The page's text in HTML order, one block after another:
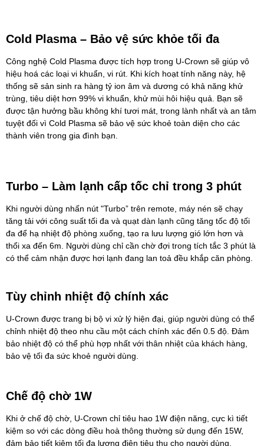
Cold Plasma – Bảo vệ sức khỏe tối đa
Công nghệ Cold Plasma được tích hợp trong U-Crown sẽ giúp vô
hiệu hoá các loại vi khuẩn, vi rút. Khi kích hoạt tính năng này, hệ
thống sẽ sản sinh ra hàng tỷ ion âm và dương có khả năng khử
trùng, tiêu diệt hơn 99% vi khuẩn, khử mùi hôi hiệu quả. Bạn sẽ
được tận hưởng bầu không khí tươi mát, trong lành nhất và an tâm
tuyệt đối vì Cold Plasma sẽ bảo vệ sức khoẻ toàn diện cho các
thành viên trong gia đình bạn.
Turbo – Làm lạnh cấp tốc chỉ trong 3 phút
Khi người dùng nhấn nút "Turbo” trên remote, máy nén sẽ chạy
tăng tải với công suất tối đa và quạt dàn lạnh cũng tăng tốc độ tối
đa để hạ nhiệt độ phòng xuống, tạo ra lưu lượng gió lớn hơn và
thổi xa đến 6m. Người dùng chỉ cần chờ đợi trong tích tắc 3 phút là
có thể cảm nhận được hơi lạnh đang lan toả đều khắp căn phòng.
Tùy chỉnh nhiệt độ chính xác
U-Crown được trang bị bộ vi xử lý hiện đại, giúp người dùng có thể
chỉnh nhiệt độ theo nhu cầu một cách chính xác đến 0.5 độ. Đảm
bảo nhiệt độ có thể phù hợp nhất với thân nhiệt của khách hàng,
bảo vệ tối đa sức khoẻ người dùng.
Chế độ chờ 1W
Khi ở chế độ chờ, U-Crown chỉ tiêu hao 1W điện năng, cực kì tiết
kiệm so với các dòng điều hoà thông thường sử dụng đến 15W,
đảm bảo tiết kiệm tối đa lượng điện tiêu thụ cho người dùng.